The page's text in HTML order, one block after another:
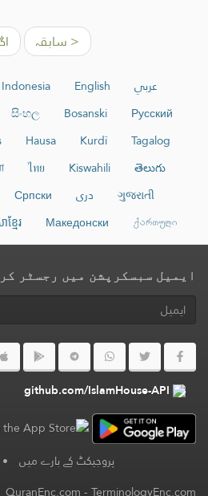
< سابقہ
عربي English
Indonesia
Русский
Bosanski
සිංහල
Tagalog
Kurdî
Hausa
తెలుగు
Kiswahili
ไทย
ગુજરાતી
دری Српски
ქართული
Македонски
មែរ
ایمیل سبسکرپشن میں رجسٹر
github.com/IslamHouse-API
پروجیکٹ کے بارے میں •